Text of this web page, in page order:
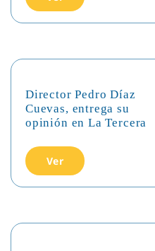
Director Pedro Díaz
Cuevas, entrega su
opinión en La Tercera
Ver